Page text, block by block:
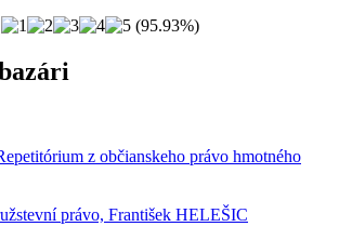
(95.93%)
z občianskeho právo hmotného
právo, František HELEŠIC